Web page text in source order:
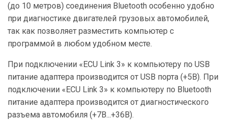
(до 10 метров) соединения Bluetooth особенно удобно
при диагностике двигателей грузовых автомобилей,
так как позволяет разместить компьютер с
программой в любом удобном месте.
При подключении «ECU Link 3» к компьютеру по USB
питание адаптера производится от USB порта (+5В). При
подключении «ECU Link 3» к компьютеру по Bluetooth
питание адаптера производится от диагностического
разъема автомобиля (+7В...+36В).